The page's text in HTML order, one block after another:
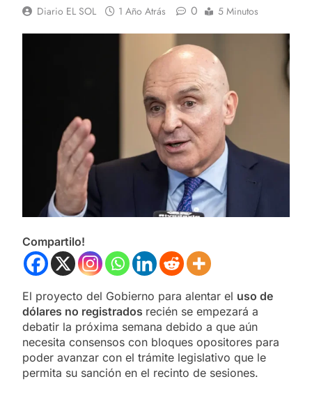
Diario EL SOL 1 Año Atrás 0 5 Minutos
Compartilo!
El proyecto del Gobierno para alentar el uso de
dólares no registrados recién se empezará a
debatir la próxima semana debido a que aún
necesita consensos con bloques opositores para
poder avanzar con el trámite legislativo que le
permita su sanción en el recinto de sesiones.